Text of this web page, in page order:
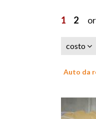
1 2
costo
Auto da